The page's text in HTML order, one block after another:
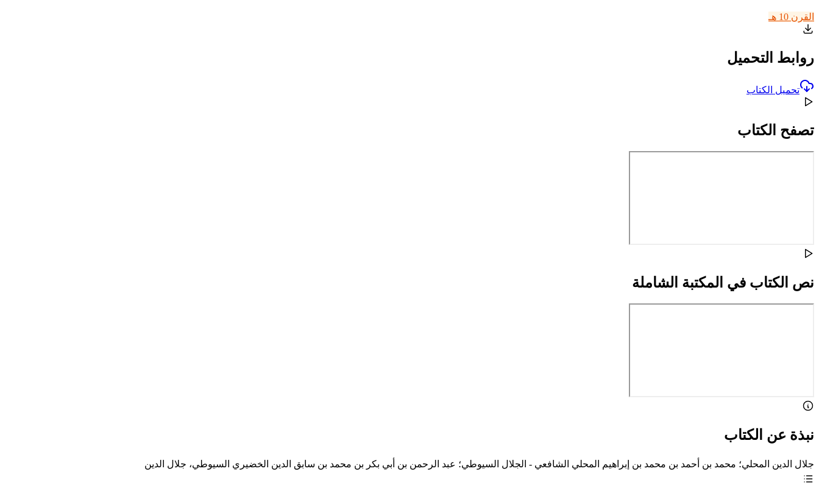
القرن 10 هـ
روابط التحميل
تحميل الكتاب
تصفح الكتاب
نص الكتاب في المكتبة الشاملة
نبذة عن الكتاب
جلال الدين المحلي؛ محمد بن أحمد بن محمد بن إبراهيم المحلي الشافعي - الجلال السيوطي؛ عبد الرحمن بن أبي بكر بن محمد بن سابق الدين الخضيري السيوطي، جلال الدين